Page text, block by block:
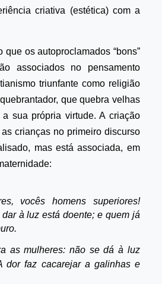
criativa (estética) com a
que os autoproclamados “bons”
associados no pensamento
triunfante como religião
que quebra velhas
sua própria virtude. A criação
crianças no primeiro discurso
mas está associada, em
vocês homens superiores!
à luz está doente; e quem já
as mulheres: não se dá à luz
dor faz cacarejar a galinhas e